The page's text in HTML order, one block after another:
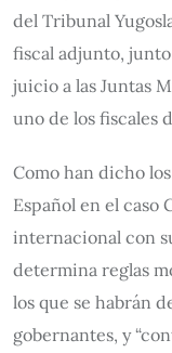
del Tribunal
fiscal adjunto,
juicio a las Juntas
uno de los fiscales
Como han dicho
Español en el caso
internacional con
determina reglas
los que se habrán
gobernantes, y